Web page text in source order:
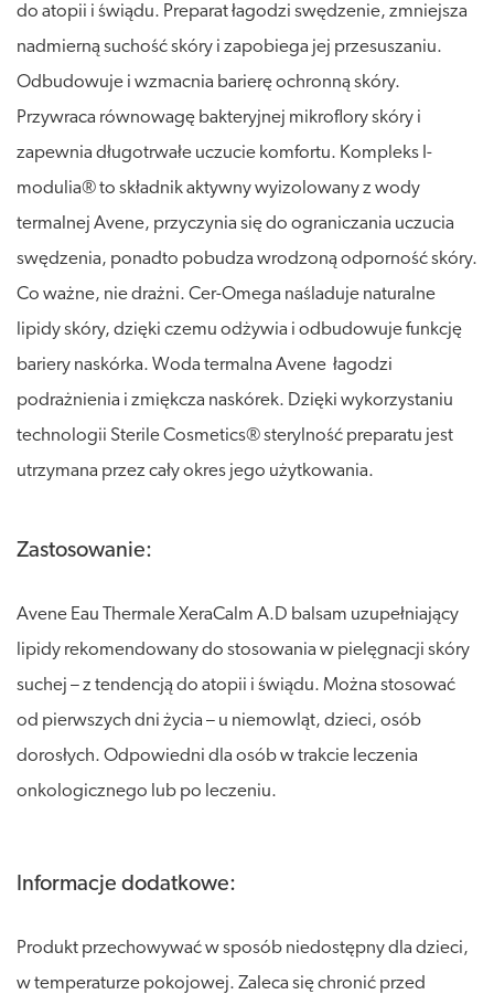
do atopii i świądu. Preparat łagodzi swędzenie, zmniejsza
nadmierną suchość skóry i zapobiega jej przesuszaniu.
Odbudowuje i wzmacnia barierę ochronną skóry.
Przywraca równowagę bakteryjnej mikroflory skóry i
zapewnia długotrwałe uczucie komfortu. Kompleks I-
modulia® to składnik aktywny wyizolowany z wody
termalnej Avene, przyczynia się do ograniczania uczucia
swędzenia, ponadto pobudza wrodzoną odporność skóry.
Co ważne, nie drażni. Cer-Omega naśladuje naturalne
lipidy skóry, dzięki czemu odżywia i odbudowuje funkcję
bariery naskórka. Woda termalna Avene łagodzi
podrażnienia i zmiękcza naskórek. Dzięki wykorzystaniu
technologii Sterile Cosmetics® sterylność preparatu jest
utrzymana przez cały okres jego użytkowania.
Zastosowanie:
Avene Eau Thermale XeraCalm A.D balsam uzupełniający
lipidy rekomendowany do stosowania w pielęgnacji skóry
suchej – z tendencją do atopii i świądu. Można stosować
od pierwszych dni życia – u niemowląt, dzieci, osób
dorosłych. Odpowiedni dla osób w trakcie leczenia
onkologicznego lub po leczeniu.
Informacje dodatkowe:
Produkt przechowywać w sposób niedostępny dla dzieci,
w temperaturze pokojowej. Zaleca się chronić przed